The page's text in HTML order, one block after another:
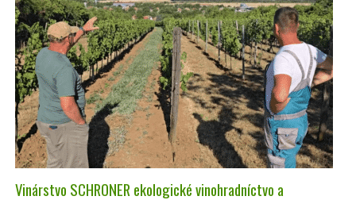
Vinárstvo SCHRONER ekologické vinohradníctvo a